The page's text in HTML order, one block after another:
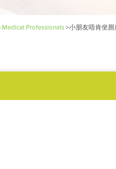
Medical Professionals>小朋友唔肯坐厠